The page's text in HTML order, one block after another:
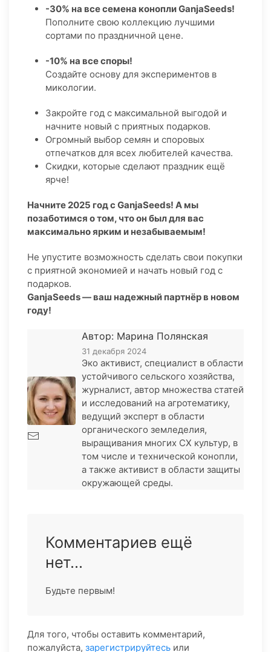
-30% на все семена конопли GanjaSeeds!
Пополните свою коллекцию лучшими
сортами по праздничной цене.
-10% на все споры!
Создайте основу для экспериментов в
микологии.
Закройте год с максимальной выгодой и
начните новый с приятных подарков.
Огромный выбор семян и споровых
отпечатков для всех любителей качества.
Скидки, которые сделают праздник ещё
ярче!
Начните 2025 год с GanjaSeeds! А мы
позаботимся о том, что он был для вас
максимально ярким и незабываемым!
Не упустите возможность сделать свои покупки
с приятной экономией и начать новый год с
подарков.
GanjaSeeds — ваш надежный партнёр в новом
году!
Автор: Марина Полянская
31 декабря 2024
Эко активист, специалист в области
устойчивого сельского хозяйства,
журналист, автор множества статей
и исследований на агротематику,
ведущий эксперт в области
органического земледелия,
выращивания многих СХ культур, в
том числе и технической конопли,
а также активист в области защиты
окружающей среды.
Комментариев ещё
нет...
Будьте первым!
Для того, чтобы оставить комментарий,
пожалуйста, зарегистрируйтесь или